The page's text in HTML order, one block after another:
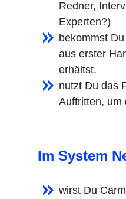
Redner,
Experten?)
bekommst
aus erster
erhältst.
nutzt Du das
Auftritten, um
Im System
wirst Du